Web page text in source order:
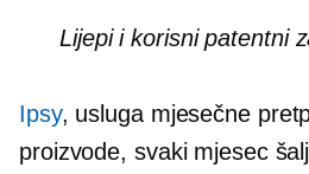
Lijepi i korisni patentni
Ipsy, usluga mjesečne
proizvode, svaki mjesec